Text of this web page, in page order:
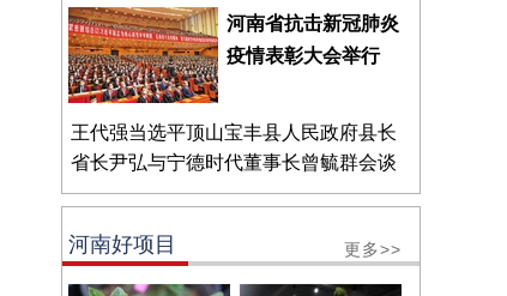
河南省抗击新冠肺炎
疫情表彰大会举行
王代强当选平顶山宝丰县人民政府县长
省长尹弘与宁德时代董事长曾毓群会谈
河南好项目 更多>>